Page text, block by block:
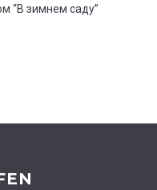
“В зимнем саду”